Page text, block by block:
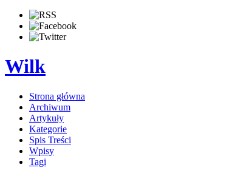
Wilk
Strona główna
Archiwum
Artykuły
Kategorie
Spis Treści
Wpisy
Tagi